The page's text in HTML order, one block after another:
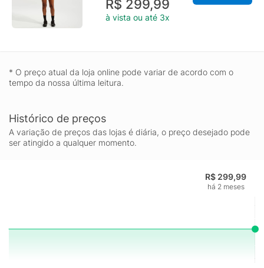
R$ 299,99
à vista ou até 3x
* O preço atual da loja online pode variar de acordo com o
tempo da nossa última leitura.
Histórico de preços
A variação de preços das lojas é diária, o preço desejado pode
ser atingido a qualquer momento.
R$ 299,99
há 2 meses